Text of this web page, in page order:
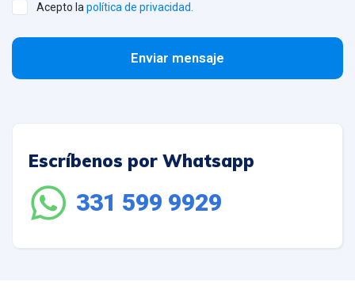
Acepto la política de privacidad.
Enviar mensaje
Escríbenos por Whatsapp
331 599 9929